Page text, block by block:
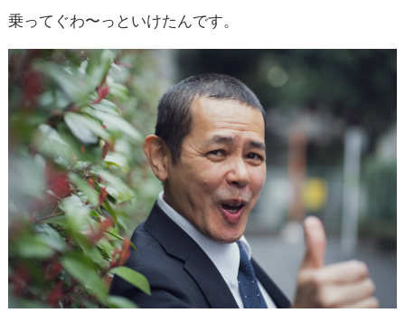
乗ってぐわ〜っといけたんです。